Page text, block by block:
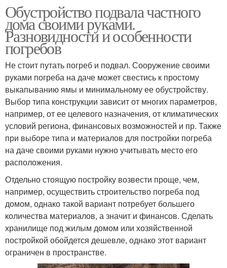
Обустройство подвала частного
дома своими руками.
Разновидности и особенности
погребов
Не стоит путать погреб и подвал. Сооружение своими
руками погреба на даче может свестись к простому
выкапыванию ямы и минимальному ее обустройству.
Выбор типа конструкции зависит от многих параметров,
например, от ее целевого назначения, от климатических
условий региона, финансовых возможностей и пр. Также
при выборе типа и материалов для постройки погреба
на даче своими руками нужно учитывать место его
расположения.
Отдельно стоящую постройку возвести проще, чем,
например, осуществить строительство погреба под
домом, однако такой вариант потребует большего
количества материалов, а значит и финансов. Сделать
хранилище под жилым домом или хозяйственной
постройкой обойдется дешевле, однако этот вариант
ограничен в пространстве.